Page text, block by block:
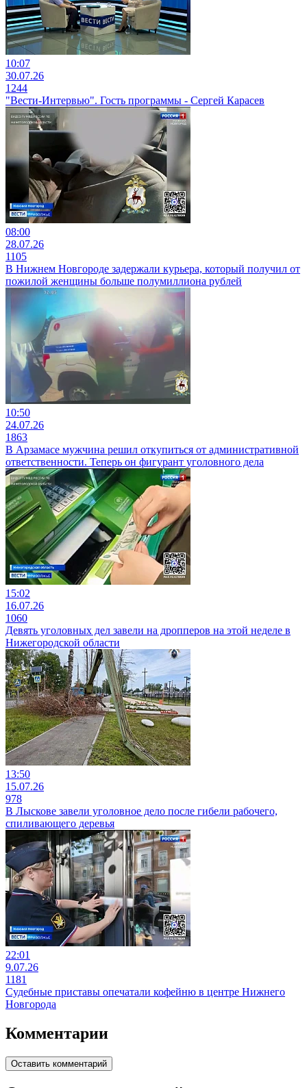
10:07
30.07.26
1244
"Вести-Интервью". Гость программы - Сергей Карасев
08:00
28.07.26
1105
В Нижнем Новгороде задержали курьера, который получил от
пожилой женщины больше полумиллиона рублей
10:50
24.07.26
1863
В Арзамасе мужчина решил откупиться от административной
ответственности. Теперь он фигурант уголовного дела
15:02
16.07.26
1060
Девять уголовных дел завели на дропперов на этой неделе в
Нижегородской области
13:50
15.07.26
978
В Лыскове завели уголовное дело после гибели рабочего,
спиливающего деревья
22:01
9.07.26
1181
Судебные приставы опечатали кофейню в центре Нижнего
Новгорода
Комментарии
Оставить комментарий